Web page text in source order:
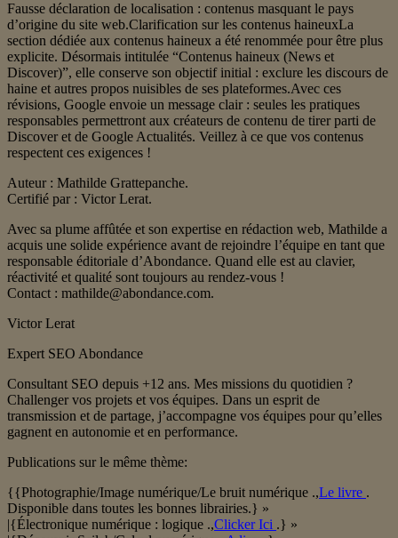
Fausse déclaration de localisation : contenus masquant le pays
d’origine du site web.Clarification sur les contenus haineuxLa
section dédiée aux contenus haineux a été renommée pour être plus
explicite. Désormais intitulée “Contenus haineux (News et
Discover)”, elle conserve son objectif initial : exclure les discours de
haine et autres propos nuisibles de ses plateformes.Avec ces
révisions, Google envoie un message clair : seules les pratiques
responsables permettront aux créateurs de contenu de tirer parti de
Discover et de Google Actualités. Veillez à ce que vos contenus
respectent ces exigences !
Auteur : Mathilde Grattepanche.
Certifié par : Victor Lerat.
Avec sa plume affûtée et son expertise en rédaction web, Mathilde a
acquis une solide expérience avant de rejoindre l’équipe en tant que
responsable éditoriale d’Abondance. Quand elle est au clavier,
réactivité et qualité sont toujours au rendez-vous !
Contact : mathilde@abondance.com.
Victor Lerat
Expert SEO Abondance
Consultant SEO depuis +12 ans. Mes missions du quotidien ?
Challenger vos projets et vos équipes. Dans un esprit de
transmission et de partage, j’accompagne vos équipes pour qu’elles
gagnent en autonomie et en performance.
Publications sur le même thème:
{{Photographie/Image numérique/Le bruit numérique .,Le livre .
Disponible dans toutes les bonnes librairies.} »
|{Électronique numérique : logique .,Clicker Ici .} »